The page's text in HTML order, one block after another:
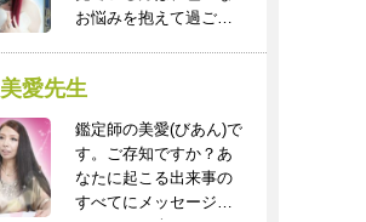
お悩みを抱えて過ごし
美愛先生
鑑定師の美愛(びあん)で
す。ご存知ですか？あ
なたに起こる出来事の
すべてにメッセージと